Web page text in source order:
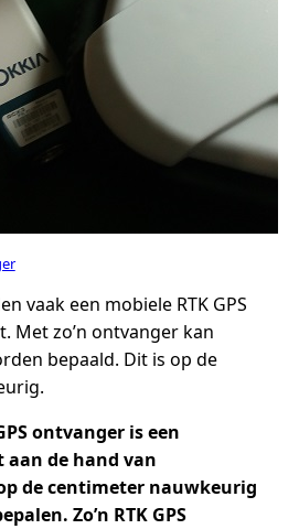
vaak een mobiele RTK GPS
Met zo’n ontvanger kan
bepaald. Dit is op de
ontvanger is een
de hand van
de centimeter nauwkeurig
Zo’n RTK GPS